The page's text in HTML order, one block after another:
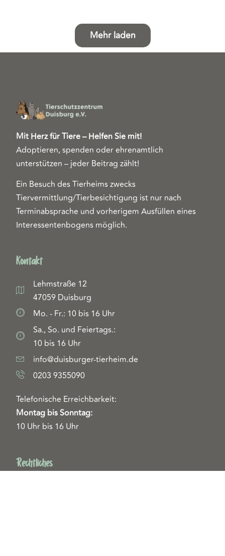
Mehr laden
Mit Herz für Tiere – Helfen Sie mit!
Adoptieren, spenden oder ehrenamtlich
unterstützen – jeder Beitrag zählt!
Ein Besuch des Tierheims zwecks
Tiervermittlung/Tierbesichtigung ist nur nach
Terminabsprache und vorherigem Ausfüllen eines
Interessentenbogens möglich.
Kontakt
Lehmstraße 12
47059 Duisburg
Mo. - Fr.: 10 bis 16 Uhr
Sa., So. und Feiertags.:
10 bis 16 Uhr
info@duisburger-tierheim.de
0203 9355090
Telefonische Erreichbarkeit:
Montag bis Sonntag:
10 Uhr bis 16 Uhr
Rechtliches